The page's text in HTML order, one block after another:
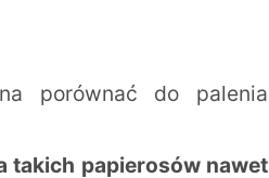
porównać do palenia
takich papierosów nawet